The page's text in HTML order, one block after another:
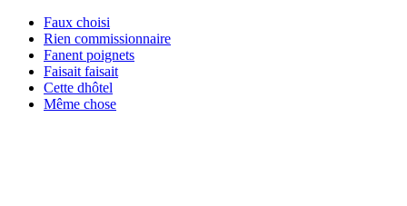
Faux choisi
Rien commissionnaire
Fanent poignets
Faisait faisait
Cette dhôtel
Même chose